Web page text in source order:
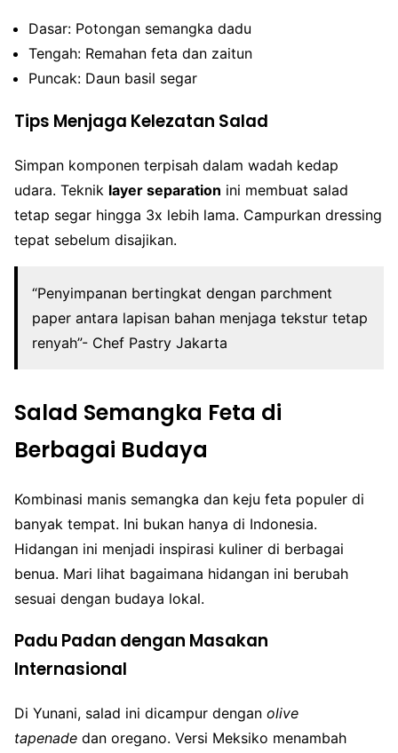
Dasar: Potongan semangka dadu
Tengah: Remahan feta dan zaitun
Puncak: Daun basil segar
Tips Menjaga Kelezatan Salad
Simpan komponen terpisah dalam wadah kedap
udara. Teknik layer separation ini membuat salad
tetap segar hingga 3x lebih lama. Campurkan dressing
tepat sebelum disajikan.
“Penyimpanan bertingkat dengan parchment
paper antara lapisan bahan menjaga tekstur tetap
renyah”- Chef Pastry Jakarta
Salad Semangka Feta di
Berbagai Budaya
Kombinasi manis semangka dan keju feta populer di
banyak tempat. Ini bukan hanya di Indonesia.
Hidangan ini menjadi inspirasi kuliner di berbagai
benua. Mari lihat bagaimana hidangan ini berubah
sesuai dengan budaya lokal.
Padu Padan dengan Masakan
Internasional
Di Yunani, salad ini dicampur dengan olive
tapenade dan oregano. Versi Meksiko menambah